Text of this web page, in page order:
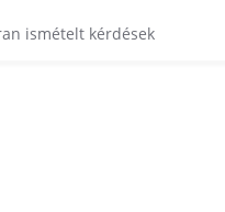
ismételt kérdések